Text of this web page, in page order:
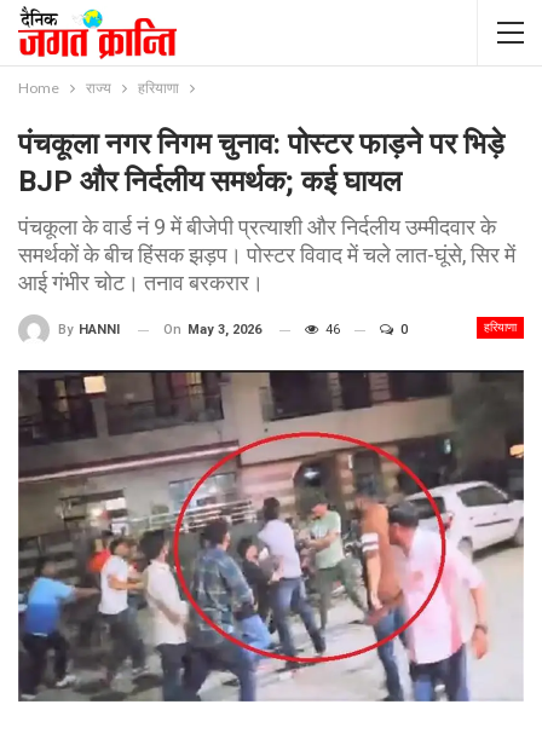
Home राज्य हरियाणा
पंचकूला नगर निगम चुनाव: पोस्टर फाड़ने पर भिड़े
BJP और निर्दलीय समर्थक; कई घायल
पंचकूला के वार्ड नं 9 में बीजेपी प्रत्याशी और निर्दलीय उम्मीदवार के
समर्थकों के बीच हिंसक झड़प। पोस्टर विवाद में चले लात-घूंसे, सिर में
आई गंभीर चोट। तनाव बरकरार।
हरियाणा
By HANNI On May 3, 2026 46 0